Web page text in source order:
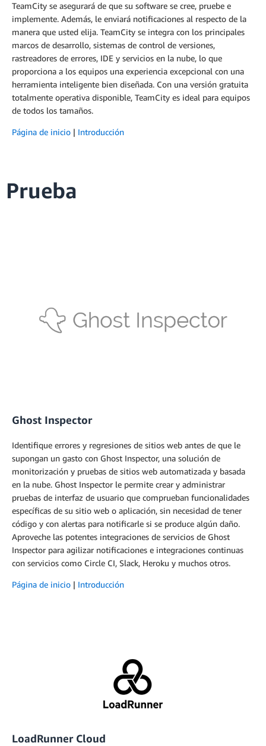
TeamCity se asegurará de que su software se cree, pruebe e
implemente. Además, le enviará notificaciones al respecto de la
manera que usted elija. TeamCity se integra con los principales
marcos de desarrollo, sistemas de control de versiones,
rastreadores de errores, IDE y servicios en la nube, lo que
proporciona a los equipos una experiencia excepcional con una
herramienta inteligente bien diseñada. Con una versión gratuita
totalmente operativa disponible, TeamCity es ideal para equipos
de todos los tamaños.
Página de inicio | Introducción
Prueba
Ghost Inspector
Identifique errores y regresiones de sitios web antes de que le
supongan un gasto con Ghost Inspector, una solución de
monitorización y pruebas de sitios web automatizada y basada
en la nube. Ghost Inspector le permite crear y administrar
pruebas de interfaz de usuario que comprueban funcionalidades
específicas de su sitio web o aplicación, sin necesidad de tener
código y con alertas para notificarle si se produce algún daño.
Aproveche las potentes integraciones de servicios de Ghost
Inspector para agilizar notificaciones e integraciones continuas
con servicios como Circle CI, Slack, Heroku y muchos otros.
Página de inicio | Introducción
LoadRunner Cloud